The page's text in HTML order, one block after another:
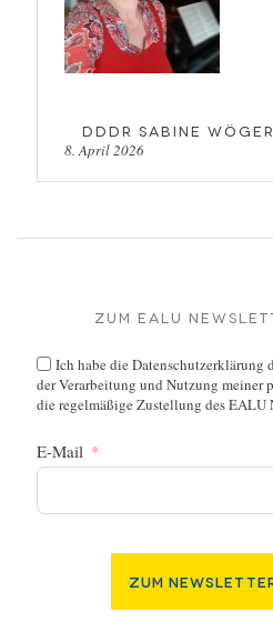
DDDr Sabine Wöger,
8. April 2026
Zum EALU
Ich habe dieDatenschutzerklärung
der Verarbeitung und Nutzung meiner
die regelmäßige Zustellung des EALU
E-Mail
Zum